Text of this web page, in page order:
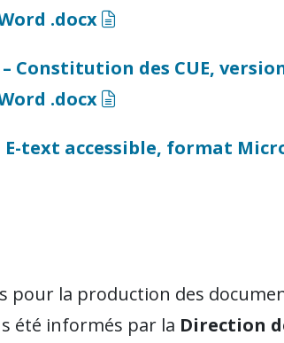
.docx
(docx)
Constitution des CUE,
.docx
(docx)
text accessible, format
pour la production des
été informés par la Direction